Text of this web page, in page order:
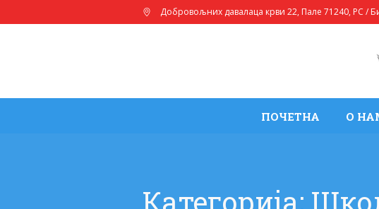
Добровољних давалаца крви 22, Пале 71240, РС /
ПОЧЕТНА О
Категорија: